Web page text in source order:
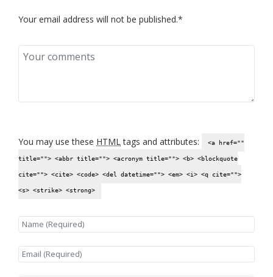
Your email address will not be published.*
You may use these HTML tags and attributes: <a href=""
title=""> <abbr title=""> <acronym title=""> <b> <blockquote
cite=""> <cite> <code> <del datetime=""> <em> <i> <q cite="">
<s> <strike> <strong>